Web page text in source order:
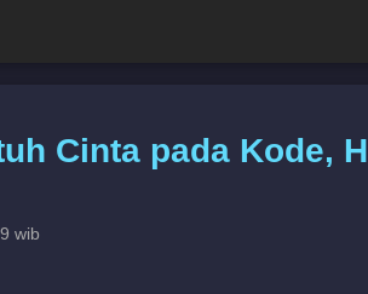
Cinta pada Kode,
wib